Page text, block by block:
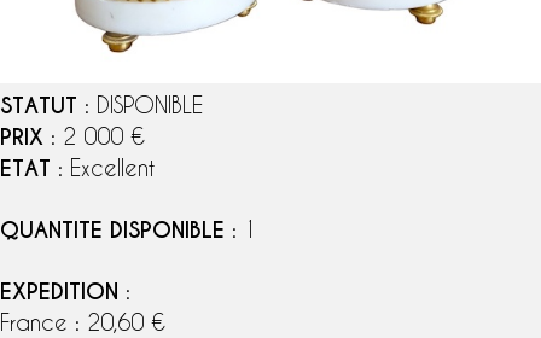
STATUT : DISPONIBLE
PRIX : 2 000 €
ETAT : Excellent
QUANTITE DISPONIBLE : 1
EXPEDITION :
France : 20,60 €